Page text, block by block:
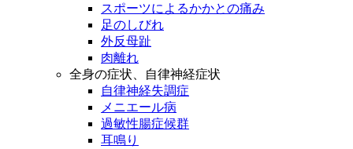
スポーツによるかかとの痛み
足のしびれ
外反母趾
肉離れ
全身の症状、自律神経症状
自律神経失調症
メニエール病
過敏性腸症候群
耳鳴り